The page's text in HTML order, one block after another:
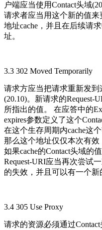
户端应当使用Contact头域
请求者应当用这个新的值
地址cache，并且在后续请
址。
3.3 302 Moved Temporarily
请求方应当把请求重新发到
(20.10)。新请求的Request-
所指出的值。 在应答中的
expires参数定义了这个
在这个生存周期内cache这
那么这个地址仅仅本次有效
如果cache的Contact头域的
Request-URI应当再次尝试
的失效，并且可以有一个新
3.4 305 Use Proxy
请求的资源必须通过